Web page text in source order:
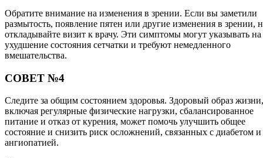
Обратите внимание на изменения в зрении. Если вы заметили
размытость, появление пятен или другие изменения в зрении,
откладывайте визит к врачу. Эти симптомы могут указывать на
ухудшение состояния сетчатки и требуют немедленного
вмешательства.
СОВЕТ №4
Следите за общим состоянием здоровья. Здоровый образ жизни,
включая регулярные физические нагрузки, сбалансированное
питание и отказ от курения, может помочь улучшить общее
состояние и снизить риск осложнений, связанных с диабетом и
ангиопатией.